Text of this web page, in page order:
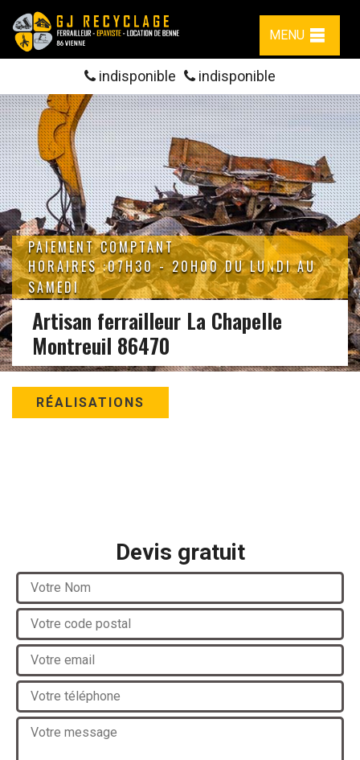
MENU
indisponible indisponible
PAIEMENT COMPTANT
HORAIRES :07H30 - 20H00 DU LUNDI AU
SAMEDI
Artisan ferrailleur La Chapelle
Montreuil 86470
RÉALISATIONS
Devis gratuit